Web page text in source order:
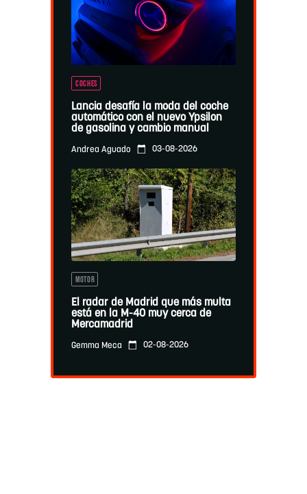
COCHES
Lancia desafía la moda del coche
automático con el nuevo Ypsilon
de gasolina y cambio manual
Andrea Aguado 03-08-2026
MOTOR
El radar de Madrid que más multa
está en la M-40 muy cerca de
Mercamadrid
Gemma Meca 02-08-2026